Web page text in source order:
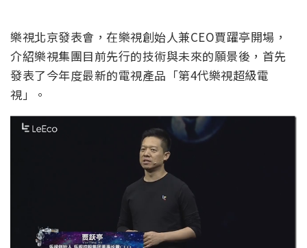
樂視北京發表會，在樂視創始人兼CEO賈躍亭開場，
介紹樂視集團目前先行的技術與未來的願景後，首先
發表了今年度最新的電視產品「第4代樂視超級電
視」。